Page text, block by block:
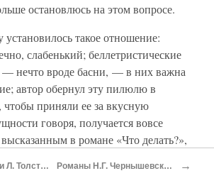
остановлюсь на этом вопросе.
такое отношение:
слабенький; беллетристические
— нечто вроде басни, — в них важна
автор обернул эту пилюлю в
приняли ее за вкусную
говоря, получается вовсе
в романе «Что делать?»,
обмануть «черного медведя», хотел,
Н. Чернышевский и Л. Толстой* Романы Н.Г. Чернышевского* →